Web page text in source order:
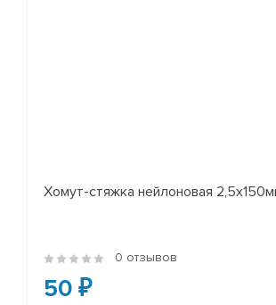
Хомут-стяжка нейлоновая
0 отзывов
50 ₽